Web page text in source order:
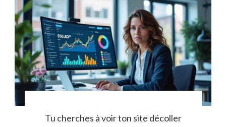
Tu cherches à voir ton site décoller